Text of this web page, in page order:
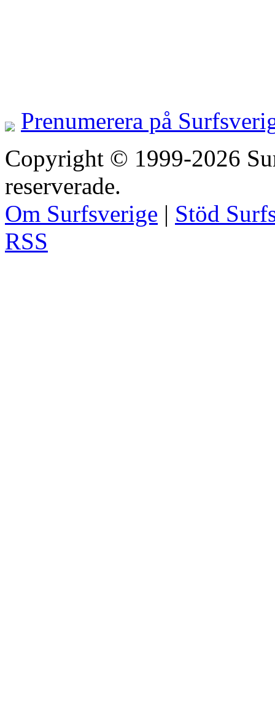
Prenumerera på
Copyright © 1999-2026
reserverade.
Om Surfsverige | Stöd
RSS